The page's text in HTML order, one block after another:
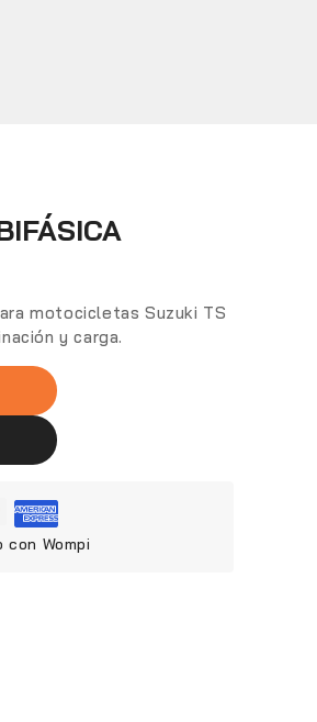
motocicletas Suzuki TS
y carga.
Wompi